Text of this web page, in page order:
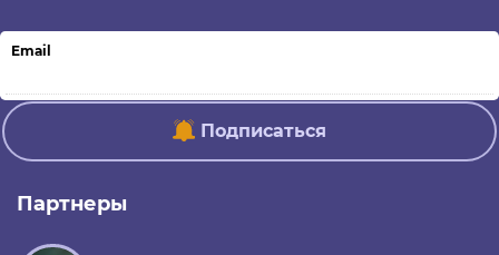
Email
Подписаться
Партнеры